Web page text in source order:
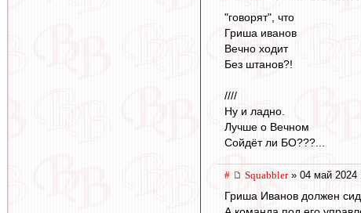
"говорят", что
Гриша иванов
Вечно ходит
Без штанов?!
////
Ну и ладно.
Лучше о Вечном
Сойдёт ли БО???...
# Squabbler» 04 май 2024
Гриша Иванов должен